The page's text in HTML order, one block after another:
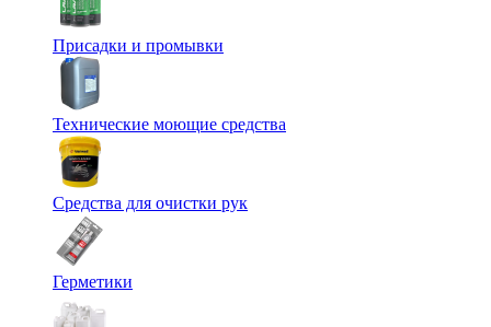
Присадки и промывки
Технические моющие средства
Средства для очистки рук
Герметики